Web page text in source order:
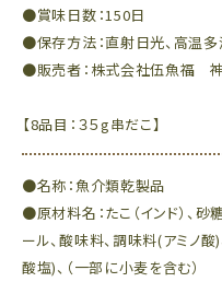
●賞味日数：150日
●保存方法：直射日光、高温
●販売者：株式会社伍魚福
【8品目：３５g串だこ】
●名称：魚介類乾製品
●原材料名：たこ（インド）、
ール、酸味料、調味料(アミノ
酸塩)、（一部に小麦を含む）